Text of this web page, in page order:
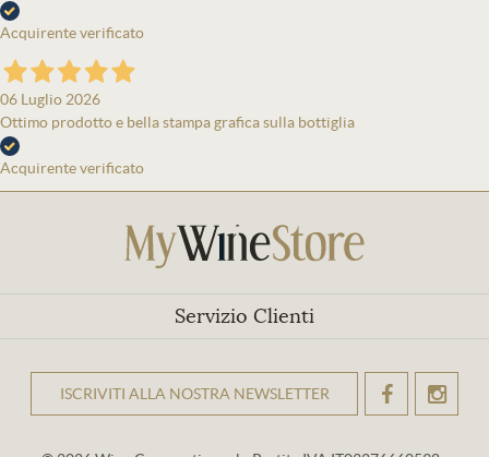
Acquirente verificato
06 Luglio 2026
Ottimo prodotto e bella stampa grafica sulla bottiglia
Acquirente verificato
Servizio Clienti
ISCRIVITI ALLA NOSTRA NEWSLETTEROK